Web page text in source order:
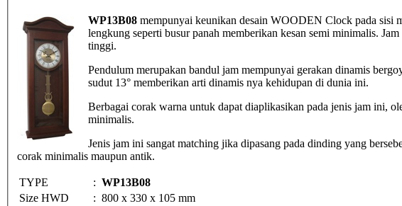
WP13B08 mempunyai keunikan desain WOODEN Clock pada sisi
lengkung seperti busur panah memberikan kesan semi minimalis.
tinggi.
Pendulum merupakan bandul jam mempunyai gerakan dinamis
sudut 13° memberikan arti dinamis nya kehidupan di dunia ini.
Berbagai corak warna untuk dapat diaplikasikan pada jenis jam ini,
minimalis.
Jenis jam ini sangat matching jika dipasang pada dinding yang
corak minimalis maupun antik.
TYPE : WP13B08
Size HWD
: 800 x 330 x 105 mm